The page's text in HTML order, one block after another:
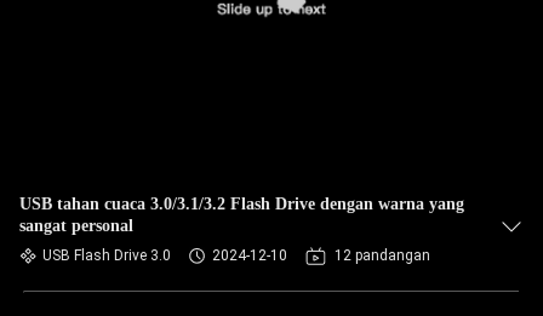
USB tahan cuaca 3.0/3.1/3.2 Flash Drive dengan warna yang
sangat personal
USB Flash Drive 3.0 2024-12-10 12 pandangan